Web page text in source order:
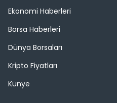
Ekonomi Haberleri
Borsa Haberleri
Dünya Borsaları
Kripto Fiyatları
Künye